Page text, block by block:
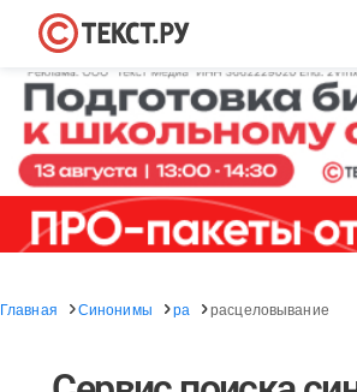
Главная Синонимы ра расцеловывание